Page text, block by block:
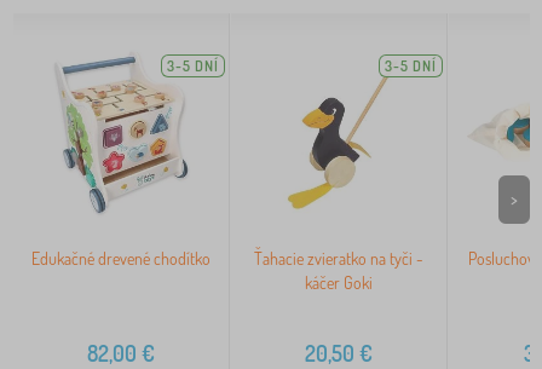
3-5 DNÍ
Edukačné drevené chodítko
82,00 €
3-5 DNÍ
Ťahacie zvieratko na tyči -
káčer Goki
20,50 €
>